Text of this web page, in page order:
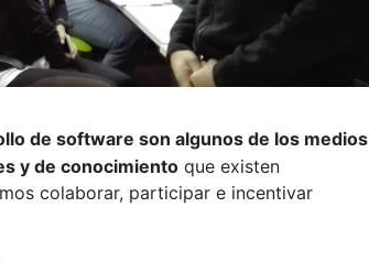
de software son algunos de los medios
y de conocimiento que existen
colaborar, participar e incentivar